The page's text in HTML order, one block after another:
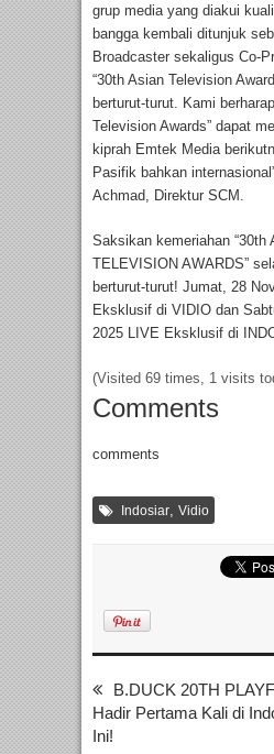
grup media yang diakui
bangga kembali ditunjuk
Broadcaster sekaligus Co-
“30th Asian Television
berturut-turut. Kami
Television Awards” dapat
kiprah Emtek Media
Pasifik bahkan
Achmad, Direktur SCM.
Saksikan kemeriahan “30th
TELEVISION AWARDS”
berturut-turut! Jumat, 28
Eksklusif di VIDIO dan
2025 LIVE Eksklusif di
(Visited 69 times, 1 visits
Comments
comments
Indosiar, Vidio
B.DUCK 20TH
Hadir Pertama Kali di
Ini!